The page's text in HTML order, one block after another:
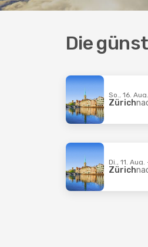
Die
So., 16.
Zürich
Di., 11. Aug.
Zürich